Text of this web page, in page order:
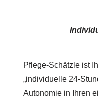
Pflege-Schätzle ist
„individuelle 24-
Autonomie in Ihren